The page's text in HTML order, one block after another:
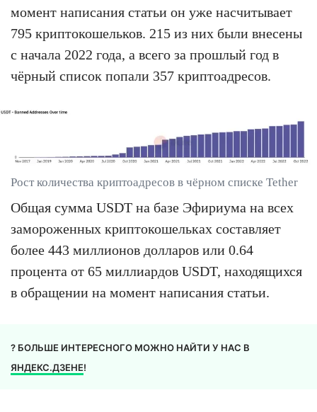
момент написания статьи он уже насчитывает
795 криптокошельков. 215 из них были внесены
с начала 2022 года, а всего за прошлый год в
чёрный список попали 357 криптоадресов.
Рост количества криптоадресов в чёрном списке Tether
Общая сумма USDT на базе Эфириума на всех
замороженных криптокошельках составляет
более 443 миллионов долларов или 0.64
процента от 65 миллиардов USDT, находящихся
в обращении на момент написания статьи.
? БОЛЬШЕ ИНТЕРЕСНОГО МОЖНО НАЙТИ У НАС В
ЯНДЕКС.ДЗЕНЕ!